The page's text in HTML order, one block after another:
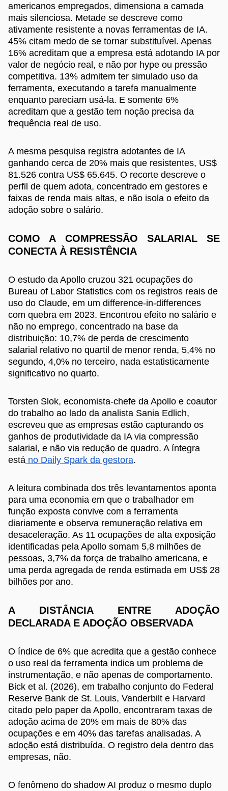
americanos empregados, dimensiona a camada
mais silenciosa. Metade se descreve como
ativamente resistente a novas ferramentas de IA.
45% citam medo de se tornar substituível. Apenas
16% acreditam que a empresa está adotando IA por
valor de negócio real, e não por hype ou pressão
competitiva. 13% admitem ter simulado uso da
ferramenta, executando a tarefa manualmente
enquanto pareciam usá-la. E somente 6%
acreditam que a gestão tem noção precisa da
frequência real de uso.
A mesma pesquisa registra adotantes de IA
ganhando cerca de 20% mais que resistentes, US$
81.526 contra US$ 65.645. O recorte descreve o
perfil de quem adota, concentrado em gestores e
faixas de renda mais altas, e não isola o efeito da
adoção sobre o salário.
COMO A COMPRESSÃO SALARIAL SE
CONECTA À RESISTÊNCIA
O estudo da Apollo cruzou 321 ocupações do
Bureau of Labor Statistics com os registros reais de
uso do Claude, em um difference-in-differences
com quebra em 2023. Encontrou efeito no salário e
não no emprego, concentrado na base da
distribuição: 10,7% de perda de crescimento
salarial relativo no quartil de menor renda, 5,4% no
segundo, 4,0% no terceiro, nada estatisticamente
significativo no quarto.
Torsten Slok, economista-chefe da Apollo e coautor
do trabalho ao lado da analista Sania Edlich,
escreveu que as empresas estão capturando os
ganhos de produtividade da IA via compressão
salarial, e não via redução de quadro. A íntegra
está no Daily Spark da gestora.
A leitura combinada dos três levantamentos aponta
para uma economia em que o trabalhador em
função exposta convive com a ferramenta
diariamente e observa remuneração relativa em
desaceleração. As 11 ocupações de alta exposição
identificadas pela Apollo somam 5,8 milhões de
pessoas, 3,7% da força de trabalho americana, e
uma perda agregada de renda estimada em US$ 28
bilhões por ano.
A DISTÂNCIA ENTRE ADOÇÃO
DECLARADA E ADOÇÃO OBSERVADA
O índice de 6% que acredita que a gestão conhece
o uso real da ferramenta indica um problema de
instrumentação, e não apenas de comportamento.
Bick et al. (2026), em trabalho conjunto do Federal
Reserve Bank de St. Louis, Vanderbilt e Harvard
citado pelo paper da Apollo, encontraram taxas de
adoção acima de 20% em mais de 80% das
ocupações e em 40% das tarefas analisadas. A
adoção está distribuída. O registro dela dentro das
empresas, não.
O fenômeno do shadow AI produz o mesmo duplo